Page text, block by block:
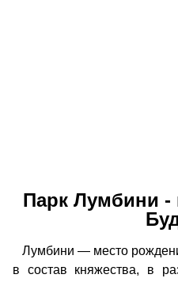
Парк Лумбини -
Лумбини — место
в состав княжества, в